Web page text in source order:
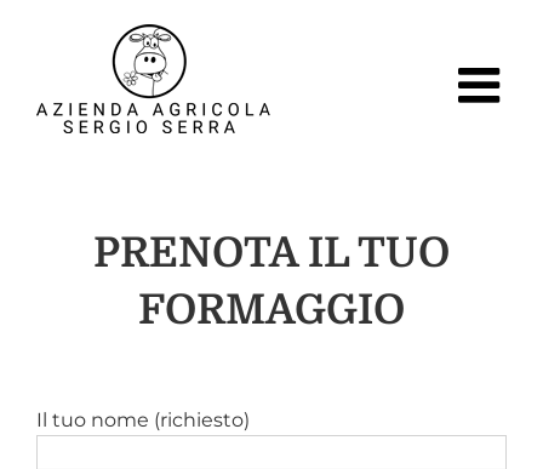
PRENOTA IL TUO
FORMAGGIO
Il tuo nome (richiesto)